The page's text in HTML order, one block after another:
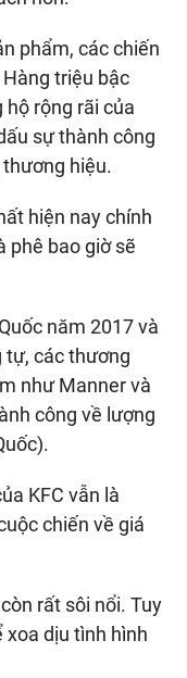
phẩm, các chiến
triệu bậc
rộng rãi của
sự thành công
hiệu.
hiện nay chính
phê bao giờ sẽ
năm 2017 và
tự, các thương
như Manner và
công về lượng
KFC vẫn là
chiến về giá
rất sôi nổi. Tuy
xoa dịu tình hình